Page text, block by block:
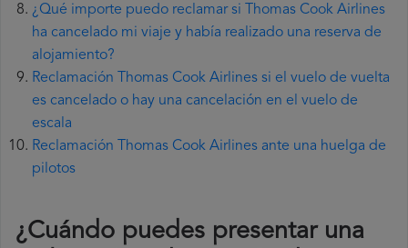
¿Qué importe puedo reclamar si Thomas Cook Airlines
ha cancelado mi viaje y había realizado una reserva de
alojamiento?
Reclamación Thomas Cook Airlines si el vuelo de vuelta
es cancelado o hay una cancelación en el vuelo de
escala
Reclamación Thomas Cook Airlines ante una huelga de
pilotos
¿Cuándo puedes presentar una